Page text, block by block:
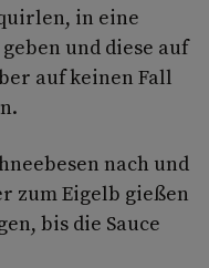
in eine
und diese auf
auf keinen Fall
nach und
zum Eigelb gießen
bis die Sauce